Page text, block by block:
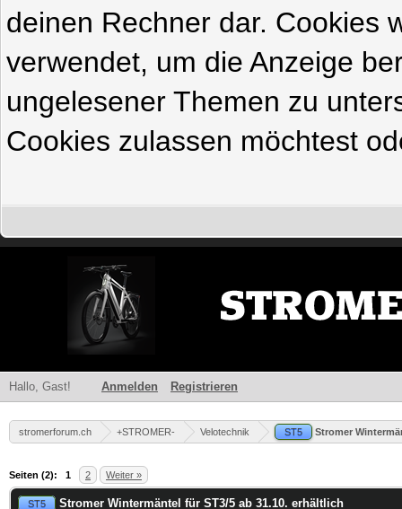
deinen Rechner dar. Cookies
verwendet, um die Anzeige
ungelesener Themen zu
Cookies zulassen möchtest
Hallo, Gast! Anmelden Registrieren
stromerforum.ch +STROMER- Velotechnik ST5 Stromer
Seiten (2): 1 2 Weiter »
Durchschnitt
ST5 Stromer Wintermäntel für ST3/5 ab 31.10. erhältlich